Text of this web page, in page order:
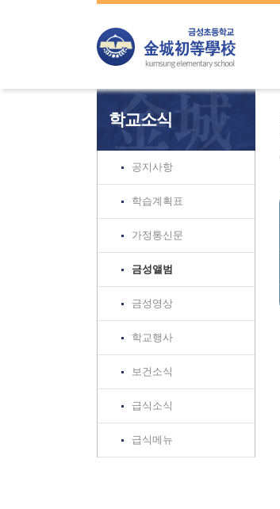
하위분류 하위분류 하위분류
학교소식
공지사항
학습계획표
가정통신문
금성앨범
금성영상
학교행사
보건소식
급식소식
급식메뉴